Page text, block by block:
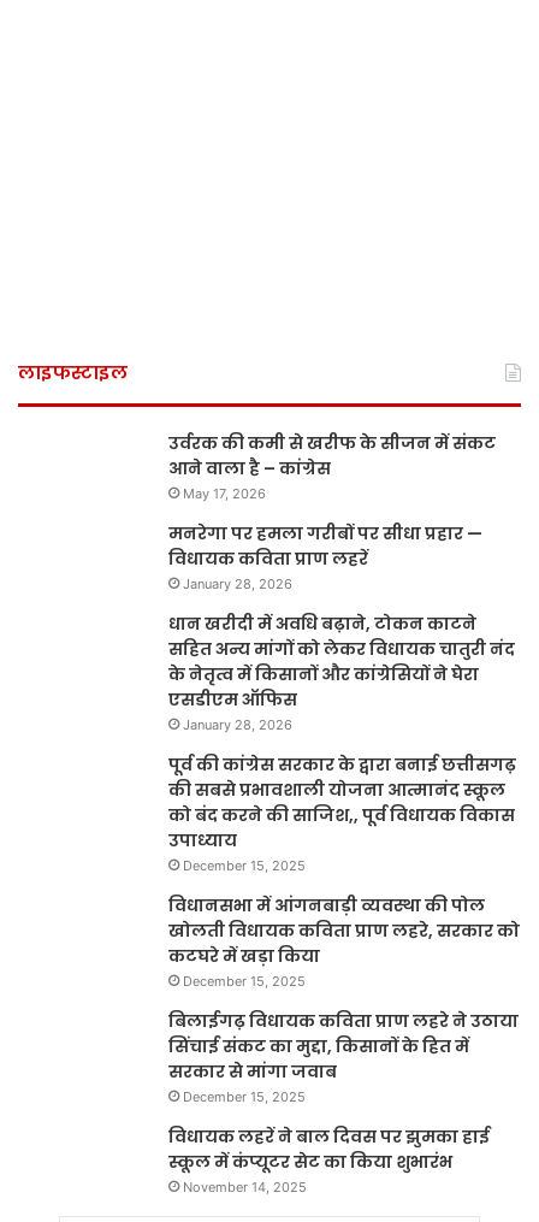
लाइफस्टाइल
उर्वरक की कमी से खरीफ के सीजन में संकट
आने वाला है – कांग्रेस
May 17, 2026
मनरेगा पर हमला गरीबों पर सीधा प्रहार —
विधायक कविता प्राण लहरें
January 28, 2026
धान खरीदी में अवधि बढ़ाने, टोकन काटने
सहित अन्य मांगों को लेकर विधायक चातुरी नंद
के नेतृत्व में किसानों और कांग्रेसियों ने घेरा
एसडीएम ऑफिस
January 28, 2026
पूर्व की कांग्रेस सरकार के द्वारा बनाई छत्तीसगढ़
की सबसे प्रभावशाली योजना आत्मानंद स्कूल
को बंद करने की साजिश,, पूर्व विधायक विकास
उपाध्याय
December 15, 2025
विधानसभा में आंगनबाड़ी व्यवस्था की पोल
खोलती विधायक कविता प्राण लहरे, सरकार को
कटघरे में खड़ा किया
December 15, 2025
बिलाईगढ़ विधायक कविता प्राण लहरे ने उठाया
सिंचाई संकट का मुद्दा, किसानों के हित में
सरकार से मांगा जवाब
December 15, 2025
विधायक लहरें ने बाल दिवस पर झुमका हाई
स्कूल में कंप्यूटर सेट का किया शुभारंभ
November 14, 2025